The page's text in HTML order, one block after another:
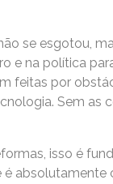
se esgotou,
e na política
feitas por
Sem as
isso é